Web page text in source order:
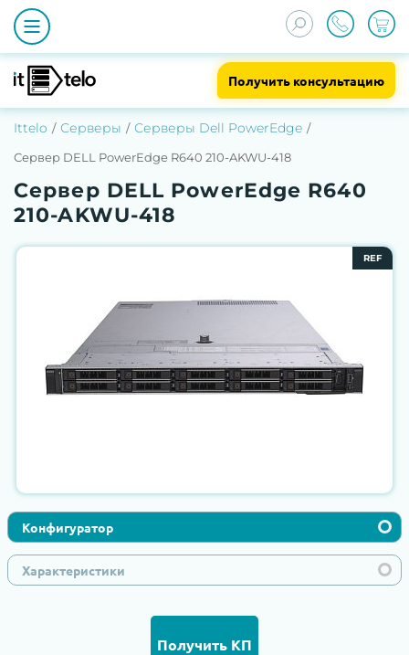
Получить консультацию
Ittelo Серверы Серверы Dell PowerEdge
Сервер DELL PowerEdge R640 210-AKWU-418
Сервер DELL PowerEdge R640
210-AKWU-418
REF
Конфигуратор
Характеристики
Получить КП